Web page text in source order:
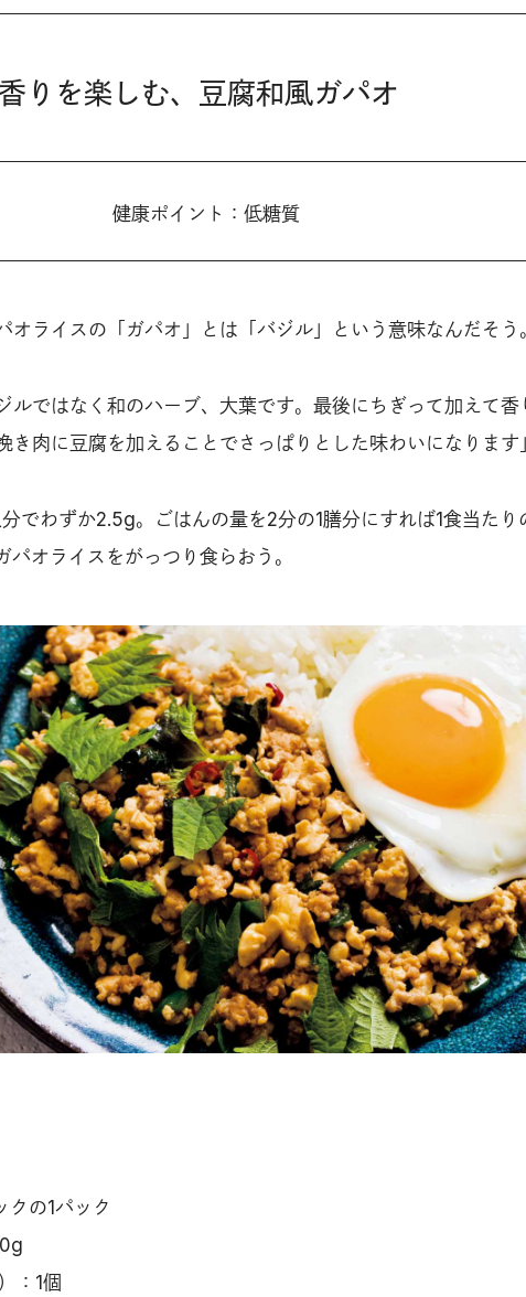
りを楽しむ、豆腐和風ガパオ
健康ポイント：低糖質
オライスの「ガパオ」とは「バジル」という意味なんだそう
ルではなく和のハーブ、大葉です。最後にちぎって加えて香
き肉に豆腐を加えることでさっぱりとした味わいになります
でわずか2.5g。ごはんの量を2分の1膳分にすれば1食当たり
オライスをがっつり食らおう。
の1パック
：1個